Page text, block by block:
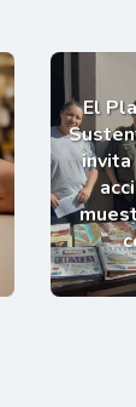
El
invita